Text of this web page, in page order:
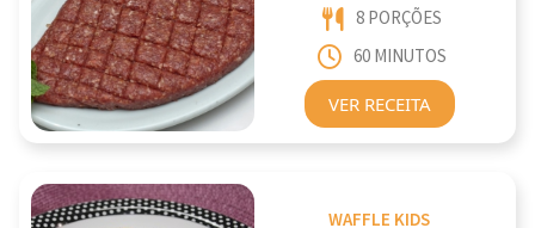
8 PORÇÕES
60 MINUTOS
VER RECEITA
WAFFLE KIDS